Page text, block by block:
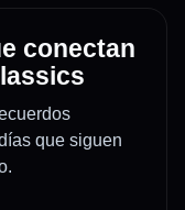
conectan
que siguen